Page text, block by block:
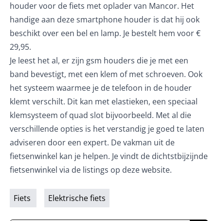
houder voor de fiets met oplader van Mancor. Het
handige aan deze smartphone houder is dat hij ook
beschikt over een bel en lamp. Je bestelt hem voor €
29,95.
Je leest het al, er zijn gsm houders die je met een
band bevestigt, met een klem of met schroeven. Ook
het systeem waarmee je de telefoon in de houder
klemt verschilt. Dit kan met elastieken, een speciaal
klemsysteem of quad slot bijvoorbeeld. Met al die
verschillende opties is het verstandig je goed te laten
adviseren door een expert. De vakman uit de
fietsenwinkel kan je helpen. Je vindt de dichtstbijzijnde
fietsenwinkel via de listings op deze website.
Fiets Elektrische fiets